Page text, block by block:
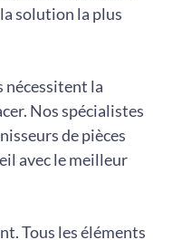
solution la plus
la
Nos spécialistes
de pièces
avec le meilleur
Tous les éléments